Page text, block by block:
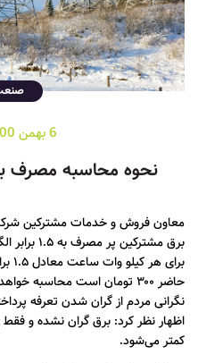
6 بهمن 1400 - 08:00
نحوه محاسبه مصرف
معاون فروش و خدمات مشترکین
برق
حاضر ۳۰۰ تومان است محاسبه خواهد شد.
نگرانی مردم از گران شدن تعرفه
اظهار نظر کرد: برق گران نشده و فقط
کمتر می‌شود.